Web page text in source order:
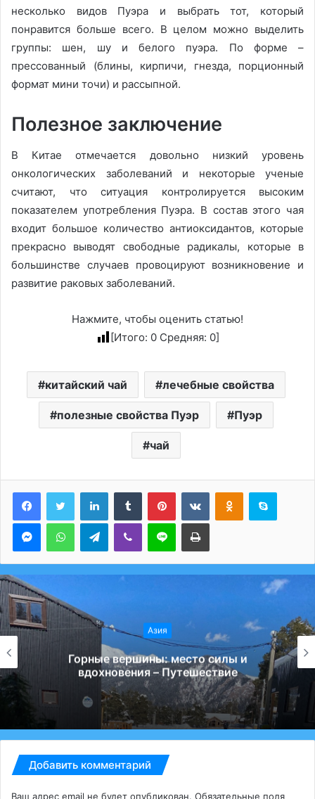
несколько видов Пуэра и выбрать тот, который
понравится больше всего. В целом можно выделить
группы: шен, шу и белого пуэра. По форме –
прессованный (блины, кирпичи, гнезда, порционный
формат мини точи) и рассыпной.
Полезное заключение
В Китае отмечается довольно низкий уровень
онкологических заболеваний и некоторые ученые
считают, что ситуация контролируется высоким
показателем употребления Пуэра. В состав этого чая
входит большое количество антиоксидантов, которые
прекрасно выводят свободные радикалы, которые в
большинстве случаев провоцируют возникновение и
развитие раковых заболеваний.
Нажмите, чтобы оценить статью!
[Итого: 0Средняя: 0]
китайский чай лечебные свойства
полезные свойства Пуэр Пуэр
чай
LinkedInTumblr PinterestВконтактеОдноклассники
Skype
MessengerWhatsAppTelegramViber Line Печатать
Азия
Избыток или новое мировоззрение:
почему дети перестали ценить игрушки –
Путешествие
Добавить комментарий
Ваш адрес email не будет опубликован. Обязательные поля